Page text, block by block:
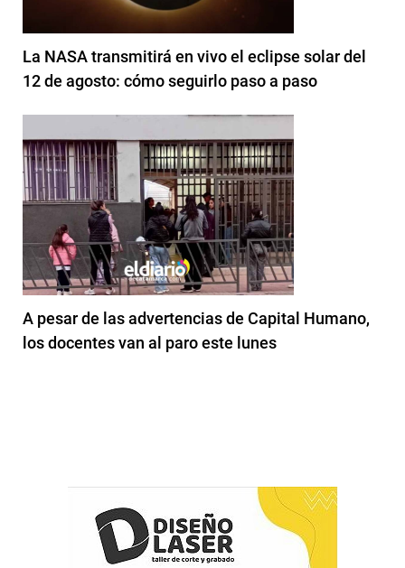
La NASA transmitirá en vivo el eclipse solar del
12 de agosto: cómo seguirlo paso a paso
A pesar de las advertencias de Capital Humano,
los docentes van al paro este lunes